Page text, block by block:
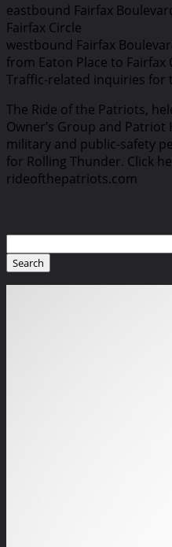
eastbound Fairfax
Fairfax Circle
westbound Fairfax
from Eaton Place to Fairfax
Traffic-related inquiries for
The Ride of the Patriots,
Owner’s Group and
military and public-safety
for Rolling Thunder. Click
rideofthepatriots.com